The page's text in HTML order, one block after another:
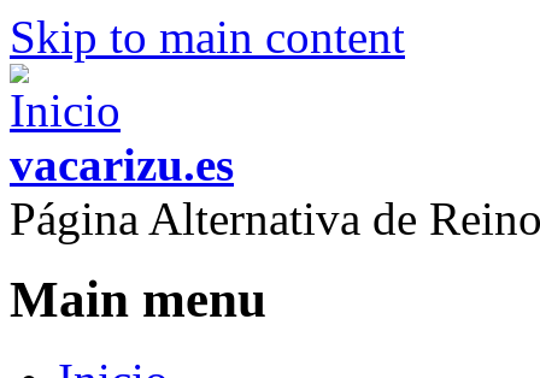
Skip to main content
vacarizu.es
Página Alternativa de
Main menu